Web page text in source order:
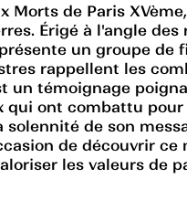
Morts de Paris
Érigé à l'angle
un groupe de
rappellent les
un témoignage
qui ont combattu
de son
de découvrir
les valeurs de